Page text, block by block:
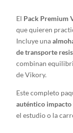
pares
de
5A
Stylish
Drumsticks
cantidad
El Pack Premium
que quieren
Incluye una
de transporte
combinan
de Vikory.
Este completo
auténtico impacto
el estudio o la